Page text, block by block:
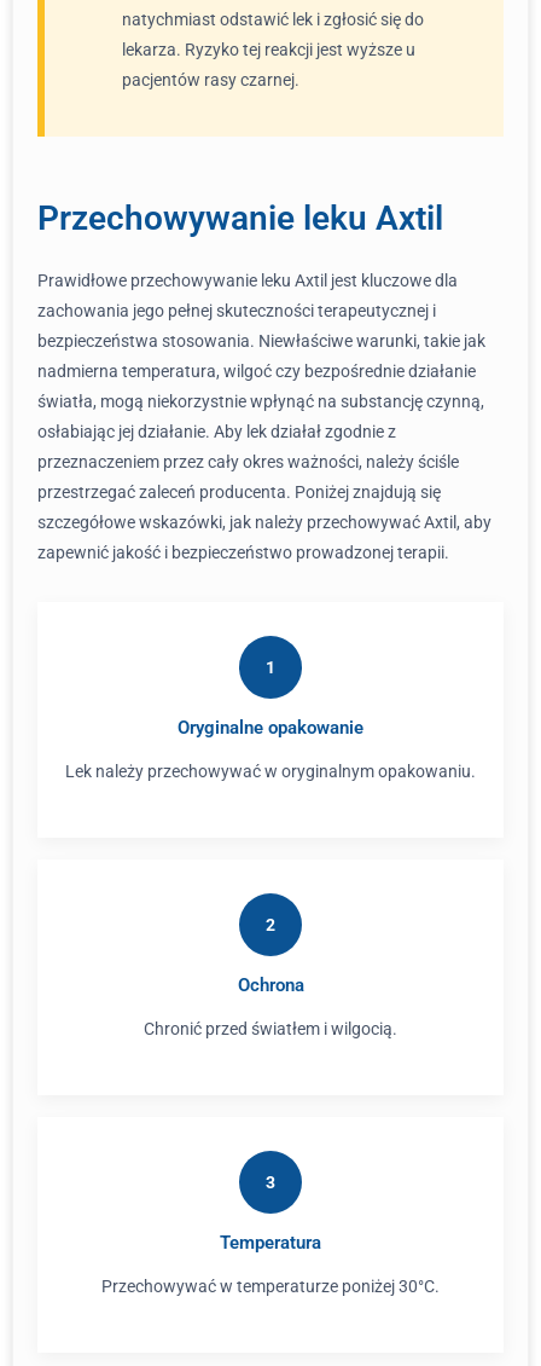
natychmiast odstawić lek i zgłosić się do
lekarza. Ryzyko tej reakcji jest wyższe u
pacjentów rasy czarnej.
Przechowywanie leku Axtil
Prawidłowe przechowywanie leku Axtil jest kluczowe dla
zachowania jego pełnej skuteczności terapeutycznej i
bezpieczeństwa stosowania. Niewłaściwe warunki, takie jak
nadmierna temperatura, wilgoć czy bezpośrednie działanie
światła, mogą niekorzystnie wpłynąć na substancję czynną,
osłabiając jej działanie. Aby lek działał zgodnie z
przeznaczeniem przez cały okres ważności, należy ściśle
przestrzegać zaleceń producenta. Poniżej znajdują się
szczegółowe wskazówki, jak należy przechowywać Axtil, aby
zapewnić jakość i bezpieczeństwo prowadzonej terapii.
1
Oryginalne opakowanie
Lek należy przechowywać w oryginalnym opakowaniu.
2
Ochrona
Chronić przed światłem i wilgocią.
3
Temperatura
Przechowywać w temperaturze poniżej 30°C.